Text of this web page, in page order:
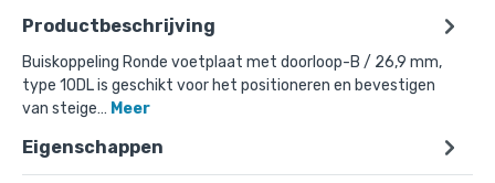
Productbeschrijving
Buiskoppeling Ronde voetplaat met doorloop-B / 26,9 mm,
type 10DL is geschikt voor het positioneren en bevestigen
van steige… Meer
Eigenschappen